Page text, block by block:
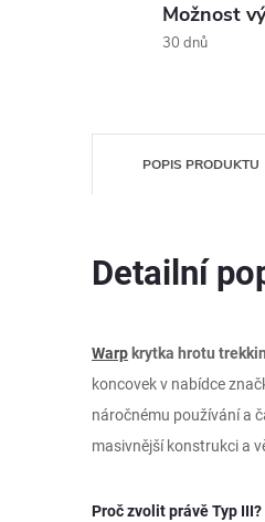
Možnost
30 dnů
POPIS PRODUKTU
Detailní
Warp krytka hrotu
koncovek v nabídce
náročnému používání a
masivnější konstrukci a
Proč zvolit právě Typ III?